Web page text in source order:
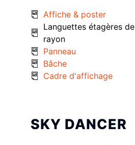
Affiche & poster
Languettes étagères de
rayon
Panneau
Bâche
Cadre d'affichage
SKY DANCER